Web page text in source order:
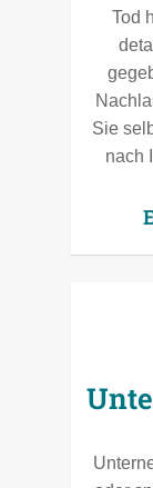
Tod
Sie
nach